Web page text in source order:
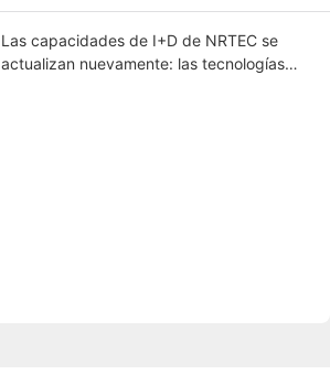
Las capacidades de I+D de NRTEC se
actualizan nuevamente: las tecnologías